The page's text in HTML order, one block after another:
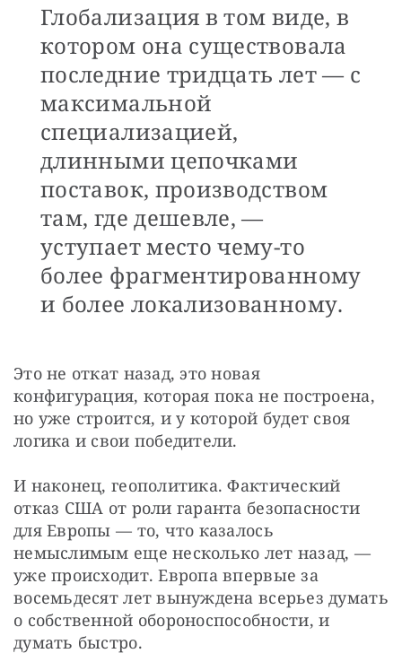
Глобализация в том виде, в
котором она существовала
последние тридцать лет — с
максимальной
специализацией,
длинными цепочками
поставок, производством
там, где дешевле, —
уступает место чему-то
более фрагментированному
и более локализованному.
Это не откат назад, это новая
конфигурация, которая пока не построена,
но уже строится, и у которой будет своя
логика и свои победители.
И наконец, геополитика. Фактический
отказ США от роли гаранта безопасности
для Европы — то, что казалось
немыслимым еще несколько лет назад, —
уже происходит. Европа впервые за
восемьдесят лет вынуждена всерьез думать
о собственной обороноспособности, и
думать быстро.